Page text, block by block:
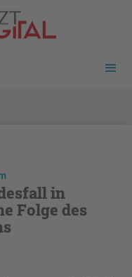
in
Folge des